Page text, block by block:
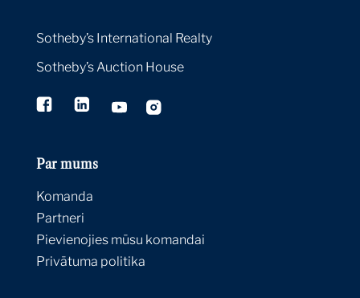
Sotheby’s International Realty
Sotheby’s Auction House
Par mums
Komanda
Partneri
Pievienojies mūsu komandai
Privātuma politika